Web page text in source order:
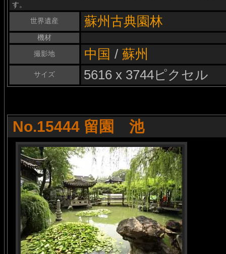
す。
世界遺産
蘇州古典園林
機材
撮影地
中国 / 蘇州
サイズ 5616 x 3744ピクセル
No.15444 留園 池